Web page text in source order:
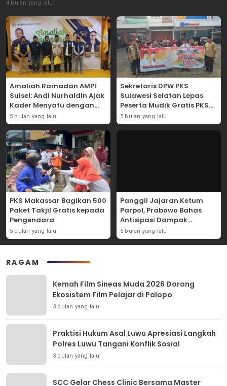
4 bulan yang lalu
Amaliah Ramadan AMPI
Sulsel: Andi Nurhaldin Ajak
Kader Menyatu dengan
Kaum Dhuafa
5 bulan yang lalu
Sekretaris DPW PKS
Sulawesi Selatan Lepas
Peserta Mudik Gratis PKS
2026
5 bulan yang lalu
PKS Makassar Bagikan 500
Paket Takjil Gratis kepada
Pengendara
5 bulan yang lalu
Panggil Jajaran Ketum
Parpol, Prabowo Bahas
Antisipasi Dampak
Geopolitik Dunia Usia
Konflik Iran-AS
5 bulan yang lalu
RAGAM
Kemah Film Sineas Muda 2026 Dorong
Ekosistem Film Pelajar di Palopo
3 bulan yang lalu
Praktisi Hukum Asal Luwu Apresiasi Langkah
Polres Luwu Tangani Konflik Sosial
3 bulan yang lalu
SCC Gelar Chess Clinic Bersama Master